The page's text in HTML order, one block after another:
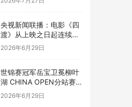
央视新闻联播：电影《四
渡》从上映之日起连续保
持单日票房冠军
2026年6月29日
世锦赛冠军岳宝卫冕柳叶
湖 CHINA OPEN分站赛
圆满闭幕
2026年6月29日